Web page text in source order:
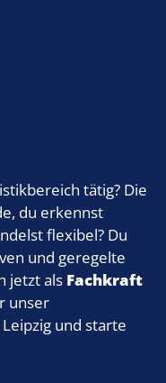
tätig? Die
du erkennst
flexibel? Du
und geregelte
jetzt als Fachkraft
unser
und starte